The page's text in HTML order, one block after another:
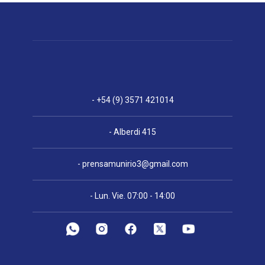
- +54 (9) 3571 421014
- Alberdi 415
- prensamunirio3@gmail.com
- Lun. Vie. 07:00 - 14:00